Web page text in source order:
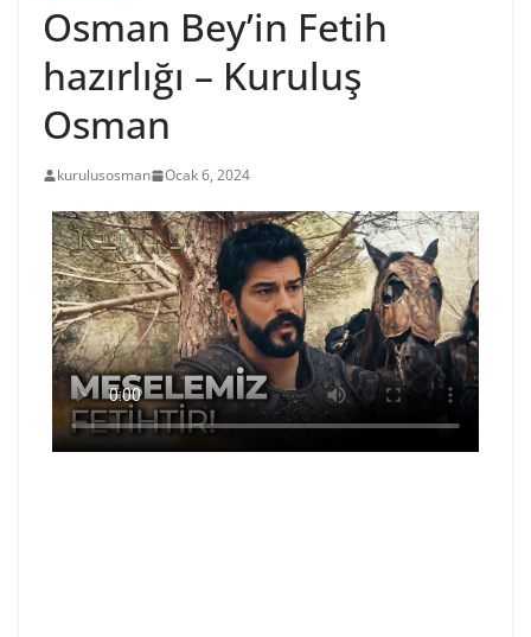
Osman Bey’in Fetih
hazırlığı – Kuruluş
Osman
kurulusosman Ocak 6, 2024